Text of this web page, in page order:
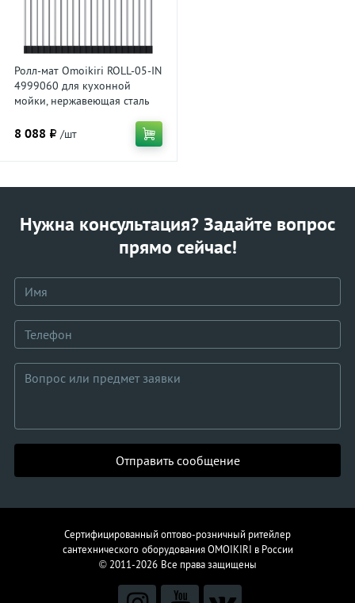
Ролл-мат Omoikiri ROLL-05-IN
4999060 для кухонной
мойки, нержавеющая сталь
8 088 ₽ /шт
Нужна консультация? Задайте вопрос
прямо сейчас!
Отправить сообщение
Сертифицированный оптово-розничный ритейлер
сантехнического оборудованияOMOIKIRI в России
© 2011-2026 Все права защищены